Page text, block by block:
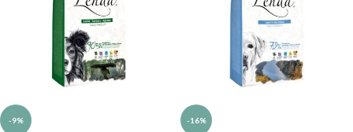
-9% -16%